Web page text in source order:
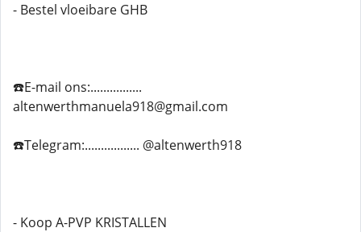
- Bestel vloeibare GHB
☎️E-mail ons:................
altenwerthmanuela918@gmail.com
☎️Telegram:................. @altenwerth918
- Koop A-PVP KRISTALLEN